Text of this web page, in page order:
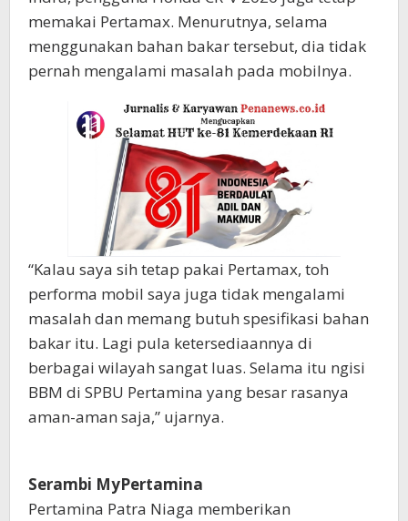
memakai Pertamax. Menurutnya, selama
menggunakan bahan bakar tersebut, dia tidak
pernah mengalami masalah pada mobilnya.
“Kalau saya sih tetap pakai Pertamax, toh
performa mobil saya juga tidak mengalami
masalah dan memang butuh spesifikasi bahan
bakar itu. Lagi pula ketersediaannya di
berbagai wilayah sangat luas. Selama itu ngisi
BBM di SPBU Pertamina yang besar rasanya
aman-aman saja,” ujarnya.
Serambi MyPertamina
Pertamina Patra Niaga memberikan